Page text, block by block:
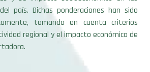
tomando en cuenta criterios
regional y el impacto económico de